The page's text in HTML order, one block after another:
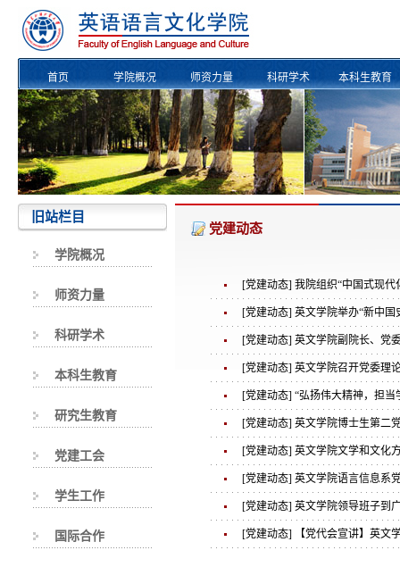
首页 学院概况 师资力量 科研学术 本科生教育
校友风采
旧站栏目
学院概况
师资力量
科研学术
本科生教育
研究生教育
党建工会
学生工作
国际合作
党建动态
[党建动态] 我院组织“中国式现
[党建动态] 英文学院举办“新中国
[党建动态] 英文学院副院长、党
[党建动态] 英文学院召开党委理
[党建动态] “弘扬伟大精神，担
暨“思政第一课”举行
[党建动态] 英文学院博士生第二
[党建动态] 英文学院文学和文化
[党建动态] 英文学院语言信息系
[党建动态] 英文学院领导班子到
[党建动态] 【党代会宣讲】英文